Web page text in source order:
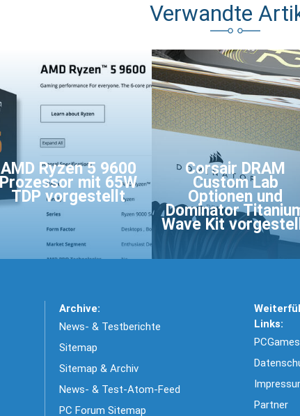
Verwandte
AMD Ryzen 5 9600
Prozessor mit 65W
TDP vorgestellt
Corsair DRAM
Custom Lab
Optionen und
Dominator
Wave Kit
Archive:
News- & Testberichte
Sitemap
Sitemap & Archiv
News- & Test-Atom-Feed
PC Forum Sitemap
Links:
Partner